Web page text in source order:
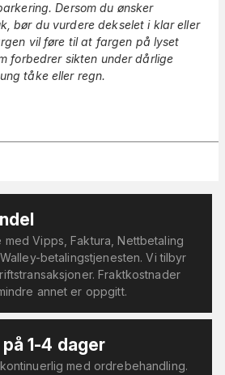
Dersom du ønsker
bør du vurdere dekselet i klar eller
vil føre til at fargen på lyset
forbedrer sikten under dårlige
tåke eller regn.
med Vipps, Faktura, Nettbetaling
betalingstjenesten. Vi tilbyr
Fraktkostnader
annet er oppgitt.
1-4 dager
med ordrebehandling.